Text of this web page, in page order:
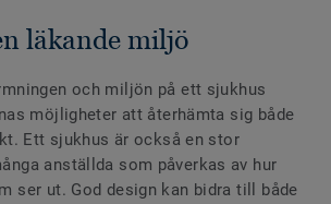
läkande miljö
och miljön på ett sjukhus
möjligheter att återhämta sig både
Ett sjukhus är också en stor
anställda som påverkas av hur
ser ut. God design kan bidra till både